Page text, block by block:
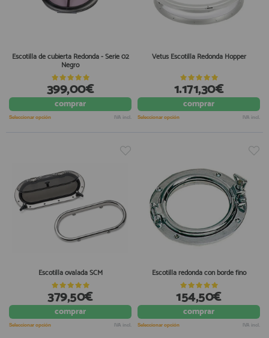
Escotilla de cubierta Redonda - Serie 02
Negro
399,00€
comprar
Seleccionar opción IVA incl.
Vetus Escotilla Redonda Hopper
1.171,30€
comprar
Seleccionar opción IVA incl.
Escotilla ovalada SCM
379,50€
comprar
Seleccionar opción IVA incl.
Escotilla redonda con borde fino
154,50€
comprar
Seleccionar opción IVA incl.